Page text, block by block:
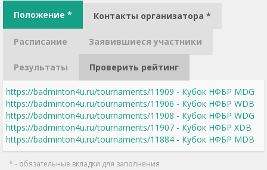
Положение * Контакты организатора *
Расписание Заявившиеся участники
Результаты Проверить рейтинг
https://badminton4u.ru/tournaments/11909 - Кубок НФБР MDG
https://badminton4u.ru/tournaments/11906 - Кубок НФБР WDB
https://badminton4u.ru/tournaments/11908 - Кубок НФБР WDG
https://badminton4u.ru/tournaments/11907 - Кубок НФБР XDB
https://badminton4u.ru/tournaments/11884 - Кубок НФБР MDB
* - обязательные вкладки для заполнения